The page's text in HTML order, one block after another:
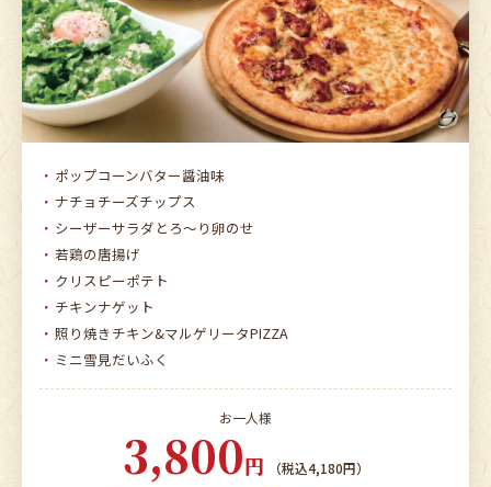
ポップコーンバター醤油味
ナチョチーズチップス
シーザーサラダとろ〜り卵のせ
若鶏の唐揚げ
クリスピーポテト
チキンナゲット
照り焼きチキン&マルゲリータPIZZA
ミニ雪見だいふく
お一人様
3,800円 （税込4,180円）